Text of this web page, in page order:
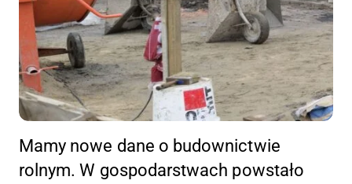
Mamy nowe dane o budownictwie
rolnym. W gospodarstwach powstało